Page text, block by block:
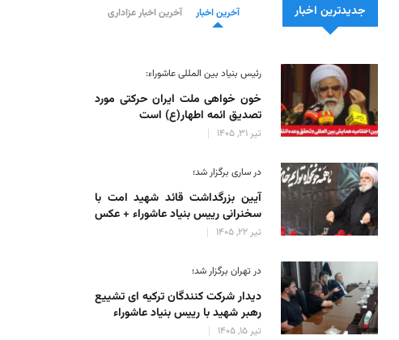
جدیدترین اخبار آخرین اخبار آخرین اخبار عزاداری
رئیس بنیاد بین المللی عاشوراء:
خون خواهی ملت ایران حرکتی مورد
تصدیق ائمه اطهار(ع) است
تیر 31, 1405
در ساری برگزار شد؛
آیین بزرگداشت قائد شهید امت با
سخنرانی رییس بنیاد عاشوراء + عکس
تیر 22, 1405
در تهران برگزار شد؛
دیدار شرکت کنندگان ترکیه ای تشییع
رهبر شهید با رییس بنیاد عاشوراء
تیر 15, 1405